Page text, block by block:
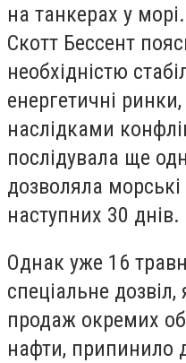
на танкерах у
Скотт Бессент
необхідністю
енергетичні
наслідками
послідувала ще
дозволяла морські
наступних 30 днів.
Однак уже 16
спеціальне
продаж окремих
нафти, припинило